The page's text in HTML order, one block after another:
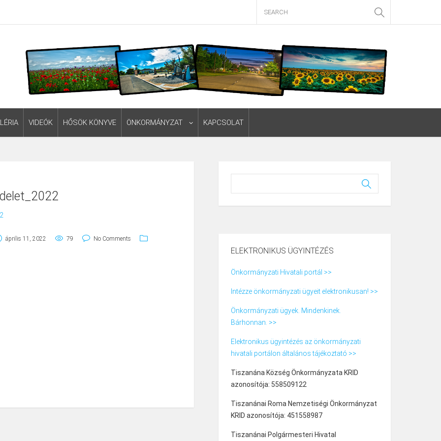
VIDEÓK HŐSÖK KÖNYVE ÖNKORMÁNYZAT KAPCSOLAT
április 11, 2022 79 No Comments
ELEKTRONIKUS ÜGYINTÉZÉS
Önkormányzati Hivatali portál >>
Intézze önkormányzati ügyeit elektronikusan! >>
Önkormányzati ügyek. Mindenkinek.
Bárhonnan. >>
Elektronikus ügyintézés az önkormányzati
hivatali portálon általános tájékoztató >>
Tiszanána Község Önkormányzata KRID
azonosítója: 558509122
Tiszanánai Roma Nemzetiségi Önkormányzat
KRID azonosítója: 451558987
Tiszanánai Polgármesteri Hivatal